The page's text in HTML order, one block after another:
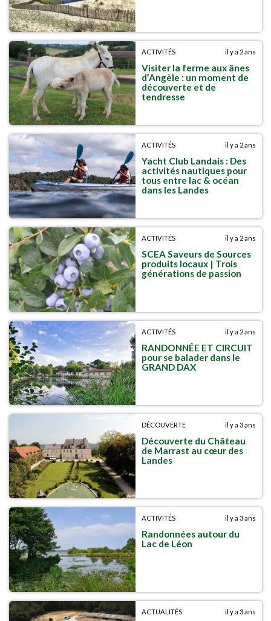
ACTIVITÉS il y a 2 ans
Visiter la ferme aux ânes
d’Angèle : un moment de
découverte et de
tendresse
ACTIVITÉS il y a 2 ans
Yacht Club Landais : Des
activités nautiques pour
tous entre lac & océan
dans les Landes
ACTIVITÉS il y a 2 ans
SCEA Saveurs de Sources
produits locaux | Trois
générations de passion
ACTIVITÉS il y a 2 ans
RANDONNÉE ET CIRCUIT
pour se balader dans le
GRAND DAX
DÉCOUVERTE il y a 3 ans
Découverte du Château
de Marrast au cœur des
Landes
ACTIVITÉS il y a 3 ans
Randonnées autour du
Lac de Léon
ACTUALITÉS il y a 3 ans